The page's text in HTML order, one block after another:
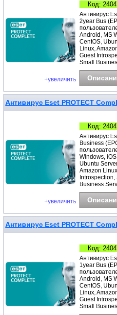
+увеличить
Код:
Антивирус
2year Bus
Android, MS
CentOS,
Linux,
Guest
Small
Антивирус Eset PROTECT
+увеличить
Код:
Антивирус
Business
Windows,
Ubuntu
Amazon
Business
Антивирус Eset PROTECT
Код:
Антивирус
1year Bus
Android, MS
CentOS,
Linux,
Guest
Small